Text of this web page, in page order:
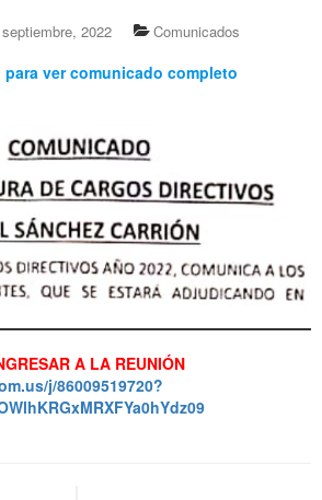
2022 Comunicados
para ver comunicado completo
A LA REUNIÓN
j/86009519720?